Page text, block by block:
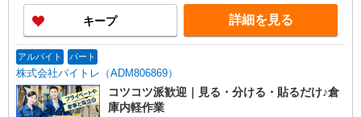
キープ 詳細を見る
アルバイト パート
株式会社バイトレ（ADM806869）
コツコツ派歓迎｜見る・分ける・貼るだけ♪倉
庫内軽作業